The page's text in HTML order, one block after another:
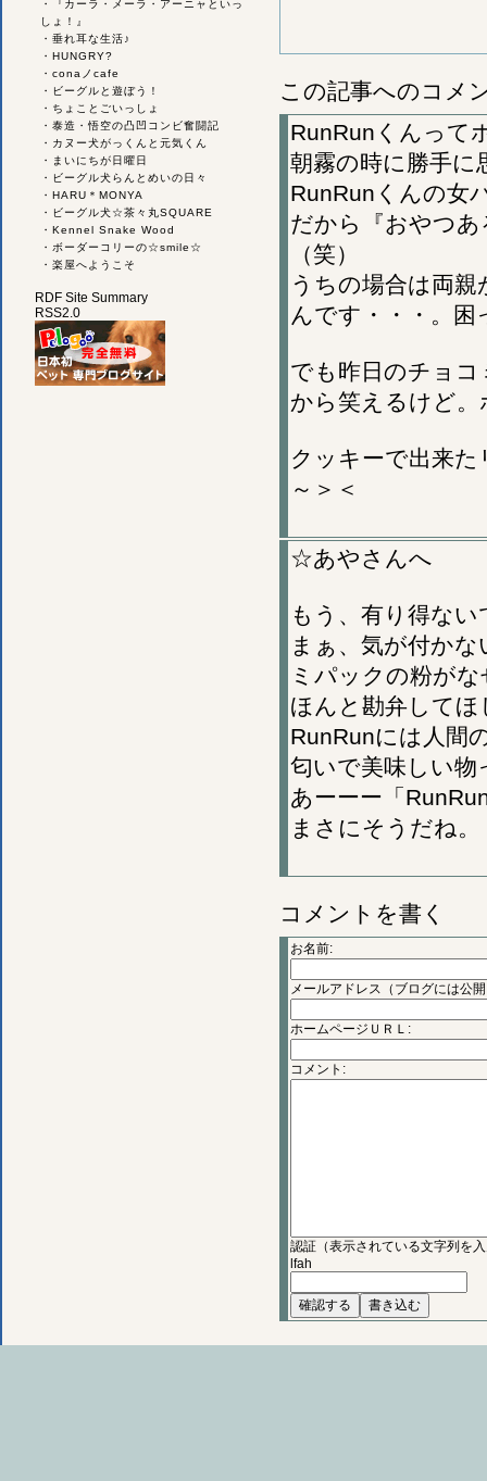
・
『カーラ・メーラ・アーニャといっ
しょ！』
・ 垂れ耳な生活♪
・ HUNGRY?
・ conaノcafe
・
ビーグルと遊ぼう！
・ ちょことごいっしょ
・ 泰造・悟空の凸凹コンビ奮闘記
・ カヌー犬がっくんと元気くん
・
まいにちが日曜日
・
ビーグル犬らんとめいの日々
・ HARU＊MONYA
・
ビーグル犬☆茶々丸SQUARE
・ Kennel Snake Wood
・ ボーダーコリーの☆smile☆
・ 楽屋へようこそ
RDF Site Summary
RSS2.0
この記事へのコメ
RunRunくんって
朝霧の時に勝手に
RunRunくんの女
だから『おやつ
（笑）
うちの場合は両
んです・・・。
でも昨日のチョ
から笑えるけど
クッキーで出来
～＞＜
☆あやさんへ
もう、有り得ない
まぁ、気が付か
ミパックの粉が
ほんと勘弁してほ
RunRunには人間
匂いで美味しい
あーーー「
まさにそうだね。
コメントを書く
お名前:
メールアドレス（ブログには公
ホームページＵＲＬ:
コメント:
認証（表示されている文字列を
lfah